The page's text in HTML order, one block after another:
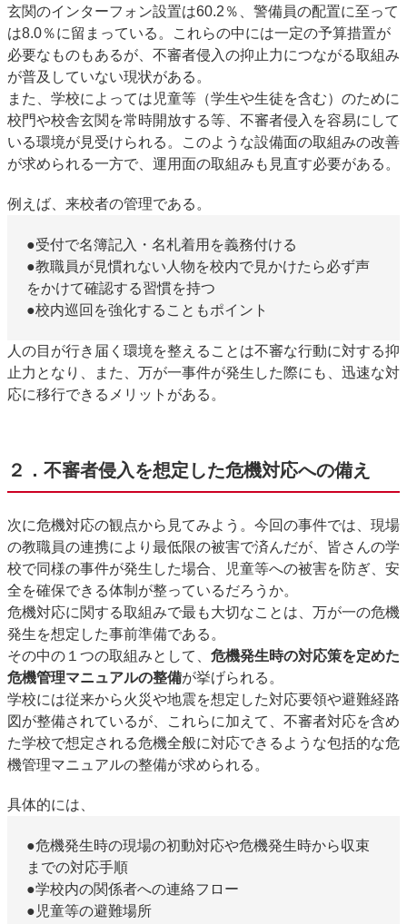
玄関のインターフォン設置は60.2％、警備員の配置に至って
は8.0％に留まっている。これらの中には一定の予算措置が
必要なものもあるが、不審者侵入の抑止力につながる取組み
が普及していない現状がある。
また、学校によっては児童等（学生や生徒を含む）のために
校門や校舎玄関を常時開放する等、不審者侵入を容易にして
いる環境が見受けられる。このような設備面の取組みの改善
が求められる一方で、運用面の取組みも見直す必要がある。
例えば、来校者の管理である。
●受付で名簿記入・名札着用を義務付ける
●教職員が見慣れない人物を校内で見かけたら必ず声
をかけて確認する習慣を持つ
●校内巡回を強化することもポイント
人の目が行き届く環境を整えることは不審な行動に対する抑
止力となり、また、万が一事件が発生した際にも、迅速な対
応に移行できるメリットがある。
２．不審者侵入を想定した危機対応への備え
次に危機対応の観点から見てみよう。今回の事件では、現場
の教職員の連携により最低限の被害で済んだが、皆さんの学
校で同様の事件が発生した場合、児童等への被害を防ぎ、安
全を確保できる体制が整っているだろうか。
危機対応に関する取組みで最も大切なことは、万が一の危機
発生を想定した事前準備である。
その中の１つの取組みとして、 危機発生時の対応策を定めた
危機管理マニュアルの整備が挙げられる。
学校には従来から火災や地震を想定した対応要領や避難経路
図が整備されているが、これらに加えて、不審者対応を含め
た学校で想定される危機全般に対応できるような包括的な危
機管理マニュアルの整備が求められる。
具体的には、
●危機発生時の現場の初動対応や危機発生時から収束
までの対応手順
●学校内の関係者への連絡フロー
●児童等の避難場所